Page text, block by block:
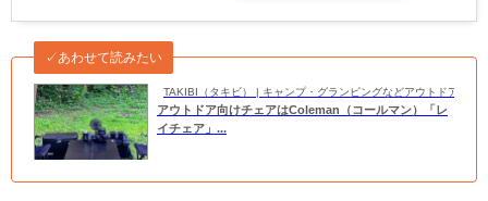
TAKIBI（タキビ） | キャンプ・グランピングなどアウトドアの総
✓あわせて読みたい
アウトドア向けチェアはColeman（コールマン）「レ
イチェア」...